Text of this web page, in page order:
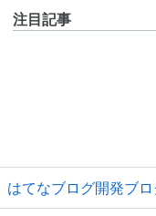
注目記事
はてなブログ開発ブ